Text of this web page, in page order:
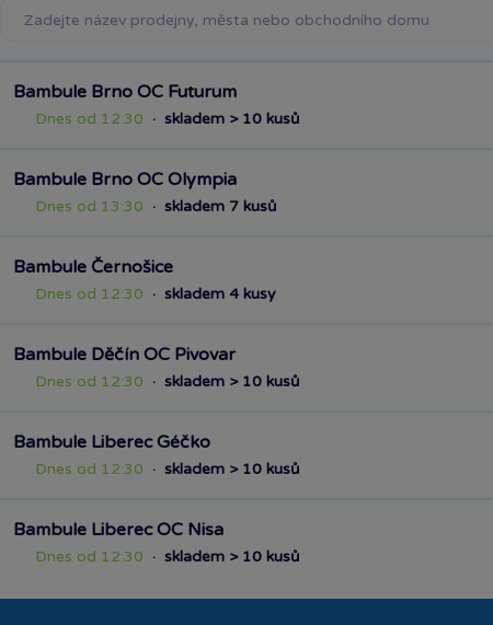
Bambule Brno OC Futurum
Dnes od 12:30 · skladem > 10 kusů
Bambule Brno OC Olympia
Dnes od 13:30 · skladem 7 kusů
Bambule Černošice
Dnes od 12:30 · skladem 4 kusy
Bambule Děčín OC Pivovar
Dnes od 12:30 · skladem > 10 kusů
Bambule Liberec Géčko
Dnes od 12:30 · skladem > 10 kusů
Bambule Liberec OC Nisa
Dnes od 12:30 · skladem > 10 kusů